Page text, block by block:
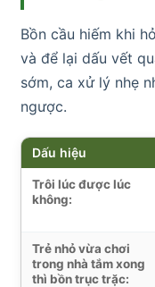
Bồn cầu hiếm khi
và để lại dấu vết
sớm, ca xử lý nhẹ
ngược.
Dấu hiệu
Trôi lúc được lúc
không:
Trẻ nhỏ vừa chơi
trong nhà tắm xong
thì bồn trục trặc: